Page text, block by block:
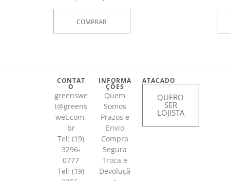
COMPRAR
CONTAT
O
greenswe
t@greens
wet.com.
br
Tel: (19)
3296-
0777
Tel: (19)
INFORMA
ÇÕES
Quem
Somos
Prazos e
Envio
Compra
Segura
Troca e
Devoluçã
ATACADO
QUERO
SER
LOJISTA